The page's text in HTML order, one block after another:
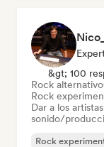
&gt; 100
Rock alternativo
Rock
Dar a los
sonido/
Rock